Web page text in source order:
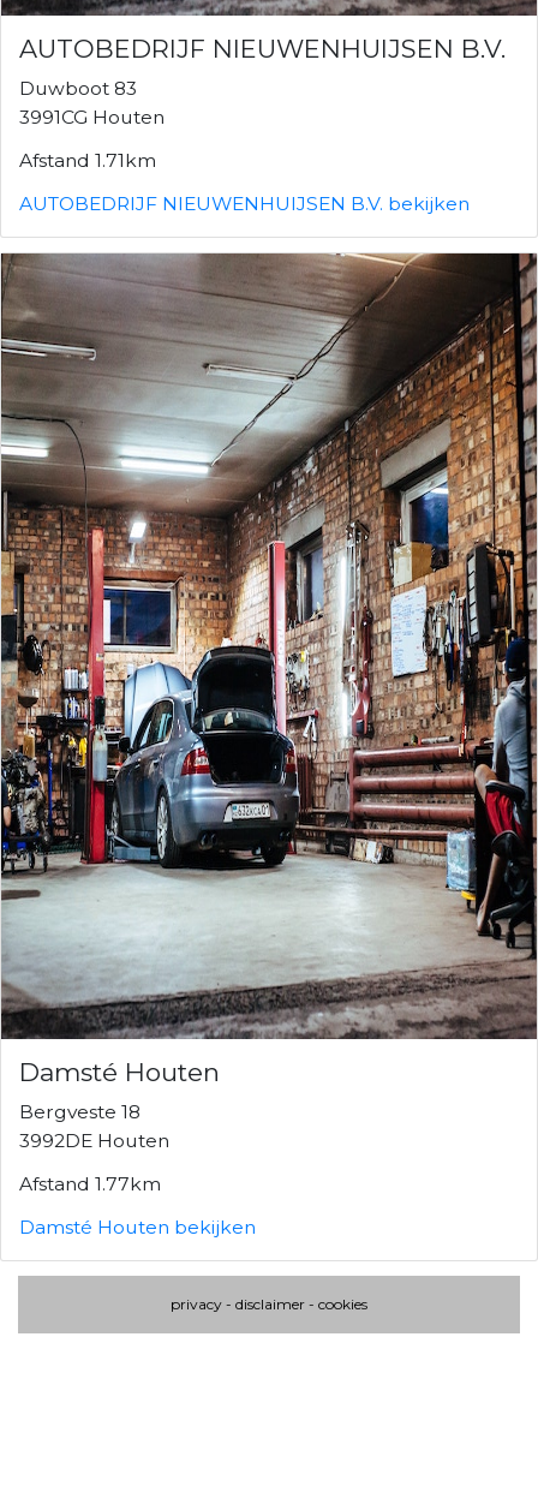
AUTOBEDRIJF NIEUWENHUIJSEN B.V.
Duwboot 83
3991CG Houten
Afstand 1.71km
AUTOBEDRIJF NIEUWENHUIJSEN B.V. bekijken
Damsté Houten
Bergveste 18
3992DE Houten
Afstand 1.77km
Damsté Houten bekijken
privacy - disclaimer - cookies